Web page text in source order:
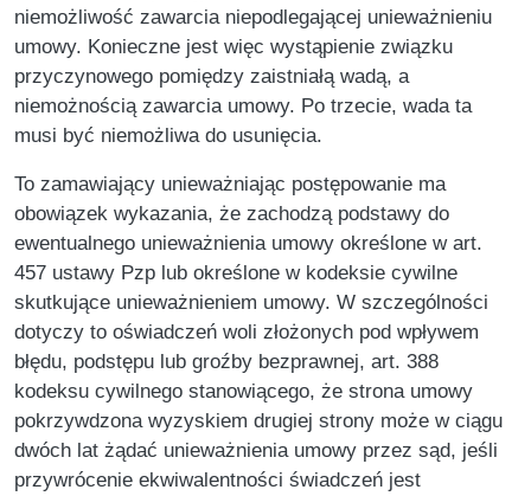
niemożliwość zawarcia niepodlegającej unieważnieniu
umowy. Konieczne jest więc wystąpienie związku
przyczynowego pomiędzy zaistniałą wadą, a
niemożnością zawarcia umowy. Po trzecie, wada ta
musi być niemożliwa do usunięcia.
To zamawiający unieważniając postępowanie ma
obowiązek wykazania, że zachodzą podstawy do
ewentualnego unieważnienia umowy określone w art.
457 ustawy Pzp lub określone w kodeksie cywilne
skutkujące unieważnieniem umowy. W szczególności
dotyczy to oświadczeń woli złożonych pod wpływem
błędu, podstępu lub groźby bezprawnej, art. 388
kodeksu cywilnego stanowiącego, że strona umowy
pokrzywdzona wyzyskiem drugiej strony może w ciągu
dwóch lat żądać unieważnienia umowy przez sąd, jeśli
przywrócenie ekwiwalentności świadczeń jest